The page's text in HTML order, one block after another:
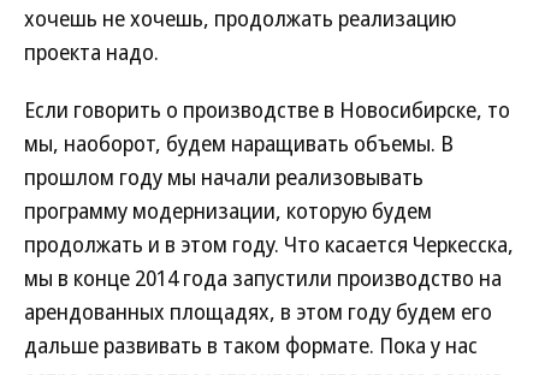
хочешь не хочешь, продолжать реализацию
проекта надо.
Если говорить о производстве в Новосибирске, то
мы, наоборот, будем наращивать объемы. В
прошлом году мы начали реализовывать
программу модернизации, которую будем
продолжать и в этом году. Что касается Черкесска,
мы в конце 2014 года запустили производство на
арендованных площадях, в этом году будем его
дальше развивать в таком формате. Пока у нас